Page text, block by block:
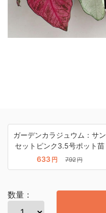
ガーデンカラジュウム：サン
セットピンク3.5号ポット苗
633 円 792円
数量：